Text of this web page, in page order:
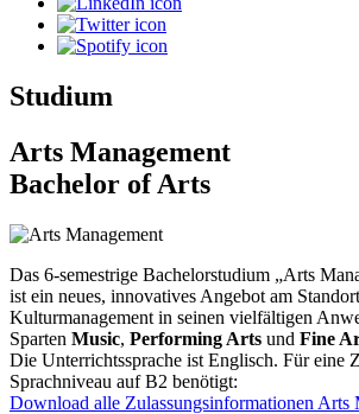
Studium
Arts Management
Bachelor of Arts
Das 6-semestrige Bachelorstudium „Arts
ist ein neues, innovatives Angebot am
Kulturmanagement in seinen vielfältigen
Sparten Music, Performing Arts und Fine
Die Unterrichtssprache ist Englisch. Für eine
Sprachniveau auf B2 benötigt:
Download alle Zulassungsinformationen Arts